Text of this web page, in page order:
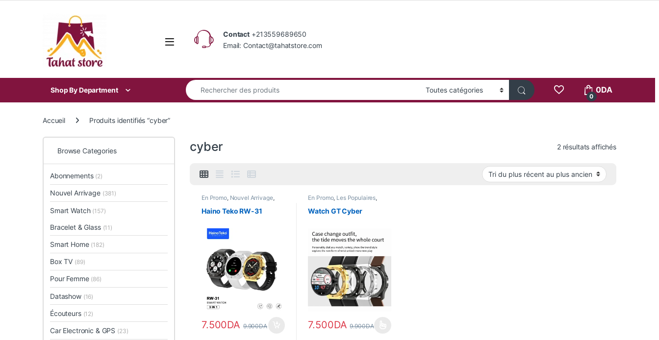
Contact +213559689650
Email: Contact@tahatstore.com
Shop By Department
Search for:
0
0DA
Accueil Produits identifiés “cyber”
cyber 2 résultats affichésTrié du plus
En Promo, Nouvel Arrivage,
Haino Teko RW-31
7.500DA 9.900DA
En Promo, Les Populaires,
Watch GT Cyber
7.500DA 9.900DA
Ce produit a plusieurs variations. Les options peuvent être choisies sur la page du produit
Browse Categories
Abonnements (2)
Nouvel Arrivage (381)
Smart Watch (157)
Bracelet & Glass (11)
Smart Home (182)
Box TV (89)
Pour Femme (86)
Datashow (16)
Écouteurs (12)
Car Electronic & GPS (23)